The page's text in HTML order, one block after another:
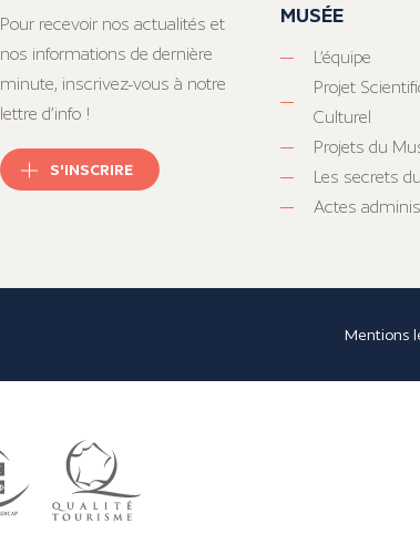
Pour recevoir nos actualités et
nos informations de dernière
minute, inscrivez-vous à notre
lettre d’info !
S'INSCRIRE
MUSÉE
L’équipe
Projet
Culturel
Projets du
Les secrets
Actes
Mentions